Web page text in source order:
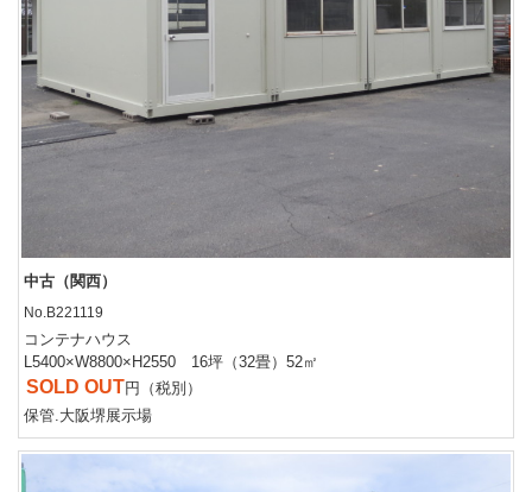
中古（関西）
No.B221119
コンテナハウス
L5400×W8800×H2550 16坪（32畳）52㎡
SOLD OUT円（税別）
保管.大阪堺展示場